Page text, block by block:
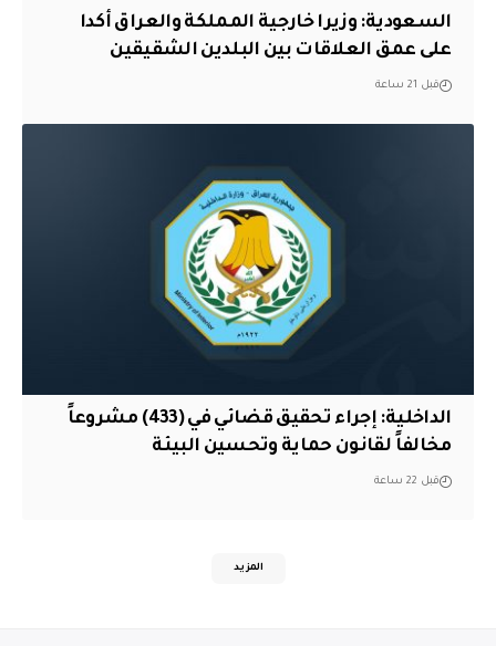
السعودية: وزيرا خارجية المملكة والعراق أكدا
على عمق العلاقات بين البلدين الشقيقين
قبل 21 ساعة
الداخلية: إجراء تحقيق قضائي في (433) مشروعاً
مخالفاً لقانون حماية وتحسين البيئة
قبل 22 ساعة
المزيد